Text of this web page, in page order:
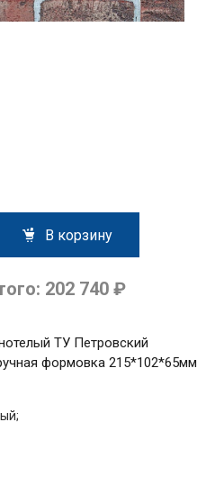
В корзину
202 740 ₽
ТУ Петровский
формовка 215*102*65мм